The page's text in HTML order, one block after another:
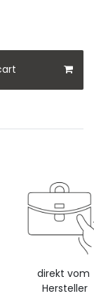
direkt vom
Hersteller